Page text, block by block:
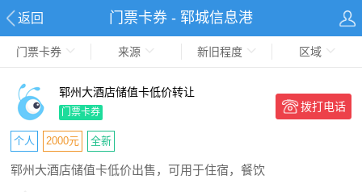
返回 门票卡券 - 郓城信息港
门票卡券 来源 新旧程度 区域
郓州大酒店储值卡低价转让
门票卡券 拨打电话
个人 2000元 全新
郓州大酒店储值卡低价出售，可用于住宿，餐饮